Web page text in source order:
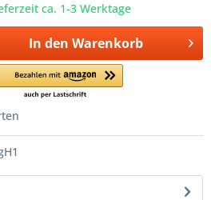
ca. 1-3 Werktage
In den Warenkorb